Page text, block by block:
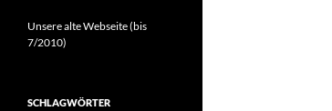
Unsere alte Webseite (bis
7/2010)
SCHLAGWÖRTER